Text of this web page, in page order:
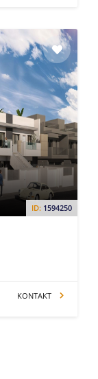
ID: 1594250
KONTAKT